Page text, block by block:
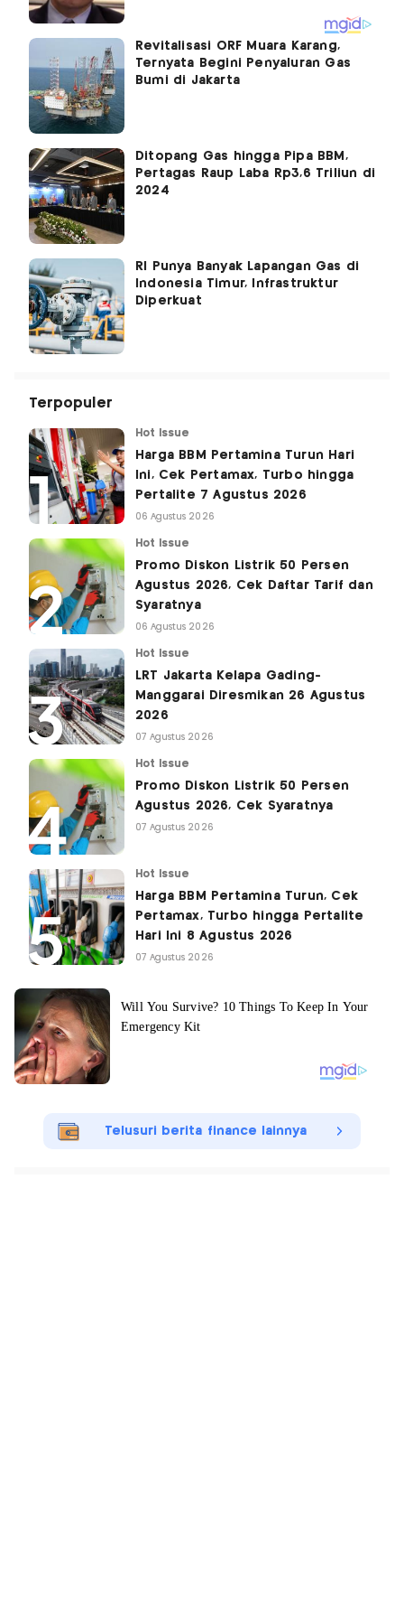
Revitalisasi ORF Muara Karang,
Ternyata Begini Penyaluran Gas
Bumi di Jakarta
Ditopang Gas hingga Pipa BBM,
Pertagas Raup Laba Rp3,6 Triliun di
2024
RI Punya Banyak Lapangan Gas di
Indonesia Timur, Infrastruktur
Diperkuat
Terpopuler
Hot Issue
Harga BBM Pertamina Turun Hari
Ini, Cek Pertamax, Turbo hingga
Pertalite 7 Agustus 2026
06 Agustus 2026
Hot Issue
Promo Diskon Listrik 50 Persen
Agustus 2026, Cek Daftar Tarif dan
Syaratnya
06 Agustus 2026
Hot Issue
LRT Jakarta Kelapa Gading-
Manggarai Diresmikan 26 Agustus
2026
07 Agustus 2026
Hot Issue
Promo Diskon Listrik 50 Persen
Agustus 2026, Cek Syaratnya
07 Agustus 2026
Hot Issue
Harga BBM Pertamina Turun, Cek
Pertamax, Turbo hingga Pertalite
Hari Ini 8 Agustus 2026
07 Agustus 2026
Telusuri berita finance lainnya